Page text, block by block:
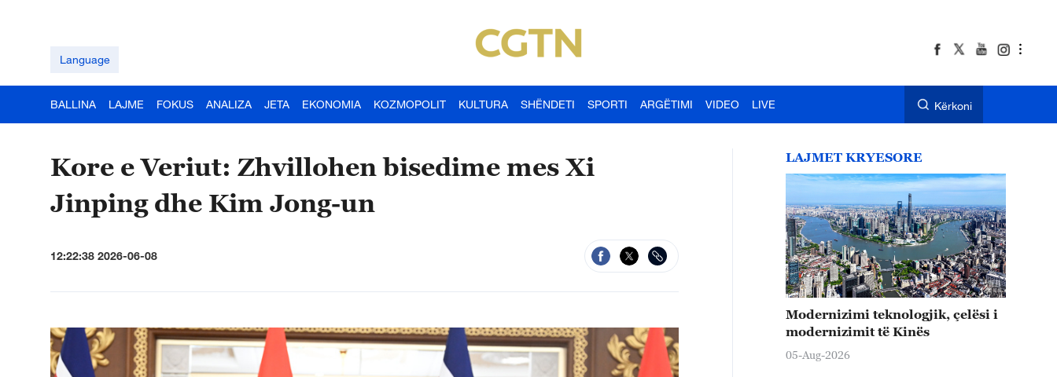
Language
BALLINA LAJME FOKUS ANALIZA JETA EKONOMIA KOZMOPOLIT KULTURA SHËNDETI SPORTI ARGËTIMI VIDEO LIVE Kërkoni
Kore e Veriut: Zhvillohen bisedime mes Xi
Jinping dhe Kim Jong-un
12:22:38 2026-06-08
LAJMET KRYESORE
Modernizimi teknologjik, çelësi i
modernizimit të Kinës
05-Aug-2026